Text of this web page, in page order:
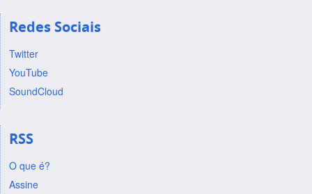
Redes Sociais
Twitter
YouTube
SoundCloud
RSS
O que é?
Assine